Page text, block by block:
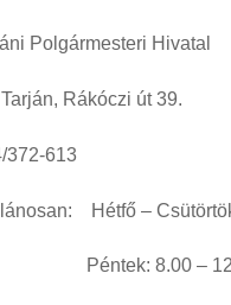
Hivatal
út 39.
Hétfő – Csütörtök
–